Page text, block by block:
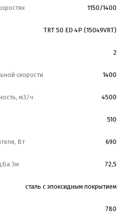
1150/1400
TRT 50 ED 4P (15049VRT)
2
скорости 1400
м3/ч 4500
510
Вт 690
3м 72,5
сталь с эпоксидным покрытием
780